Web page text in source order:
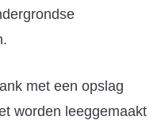
met een opslag
worden leeggemaakt